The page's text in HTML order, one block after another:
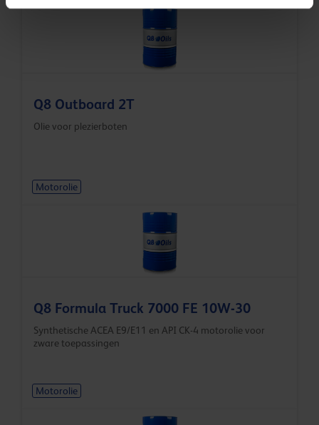
Q8 Outboard 2T
Olie voor plezierboten
Motorolie
Q8 Formula Truck 7000 FE 10W-30
Synthetische ACEA E9/E11 en API CK-4 motorolie voor
zware toepassingen
Motorolie